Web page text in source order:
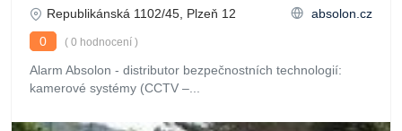
Republikánská 1102/45, Plzeň 12
absolon.cz
0
( 0 hodnocení )
Alarm Absolon - distributor bezpečnostních technologií:
kamerové systémy (CCTV –...